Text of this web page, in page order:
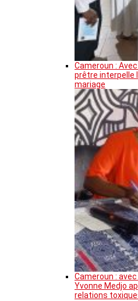
Cameroun : Avec
prêtre interpelle
mariage
Cameroun :
Yvonne Medjo
relations